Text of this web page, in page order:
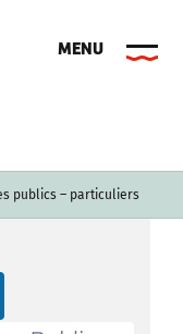
publics – particuliers